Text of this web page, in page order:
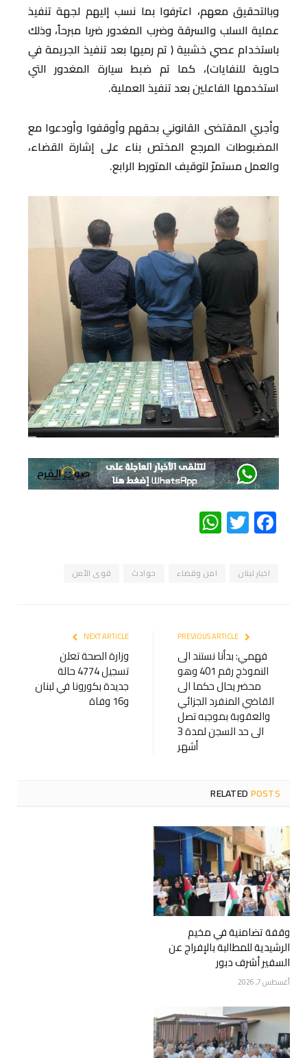
وبالتحقيق معهم، اعترفوا بما نسب إليهم لجهة تنفيذ
عملية السلب والسرقة وضرب المغدور ضربا مبرحاً، وذلك
باستخدام عصي خشبية ( تم رميها بعد تنفيذ الجريمة في
حاوية للنفايات)، كما تم ضبط سيارة المغدور التي
استخدمها الفاعلين بعد تنفيذ العملية.
وأجري المقتضى القانوني بحقهم وأوقفوا وأودعوا مع
المضبوطات المرجع المختص بناء على إشارة القضاء،
والعمل مستمرّ لتوقيف المتورط الرابع.
Facebook
Twitter
WhatsApp
اخبار لبنان امن وقضاء حوادث قوى الأمن
فهمي: بدأنا نستند الى
النموذج رقم 401 وهو
محضر يحال حكما الى
القاضي المنفرد الجزائي
والعقوبة بموجبه تصل
الى حد السجن لمدة 3
أشهر
NEXT ARTICLE
وزارة الصحة تعلن
تسجيل 4774 حالة
جديدة بكورونا في لبنان
و16 وفاة
RELATEDPOSTS
وقفة تضامنية في مخيم
الرشيدية للمطالبة بالإفراج عن
السفير أشرف دبور
أغسطس 7, 2026